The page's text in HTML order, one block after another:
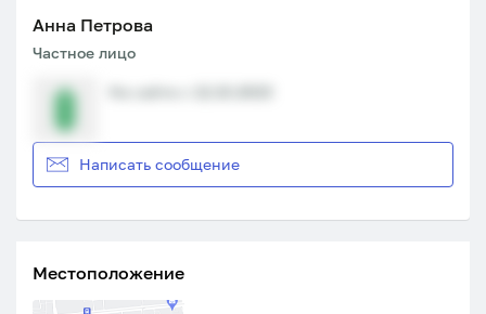
Анна Петрова
Частное лицо
Написать сообщение
Местоположение